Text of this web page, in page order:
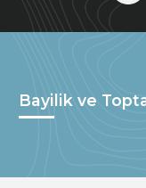
Bayilik ve